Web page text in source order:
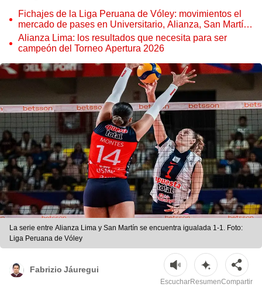
Fichajes de la Liga Peruana de Vóley: movimientos el
mercado de pases en Universitario, Alianza, San Martín
y Regatas
Alianza Lima: los resultados que necesita para ser
campeón del Torneo Apertura 2026
La serie entre Alianza Lima y San Martín se encuentra igualada 1-1. Foto:
Liga Peruana de Vóley
Fabrizio Jáuregui
EscucharResumenCompartir